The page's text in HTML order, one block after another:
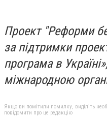
Проект "Реформи
за підтримки
програма в
міжнародною
Якщо ви помітили помилку, виділіть
повідомити про це редакцію